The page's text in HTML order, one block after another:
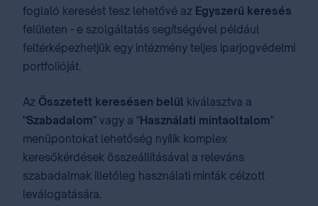
foglaló keresést tesz lehetővé az Egyszerű keresés
felületen - e szolgáltatás segítségével például
feltérképezhetjük egy intézmény teljes iparjogvédelmi
portfolióját.
Az Összetett keresésen belül kiválasztva a
"Szabadalom" vagy a "Használati mintaoltalom"
menüpontokat lehetőség nyílik komplex
keresőkérdések összeállításával a releváns
szabadalmak illetőleg használati minták célzott
leválogatására.